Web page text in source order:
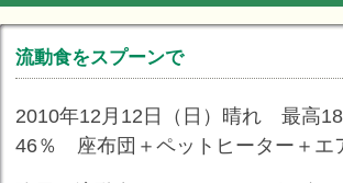
流動食をスプーンで
2010年12月12日（日）晴れ 最
46％ 座布団＋ペットヒーター＋エ